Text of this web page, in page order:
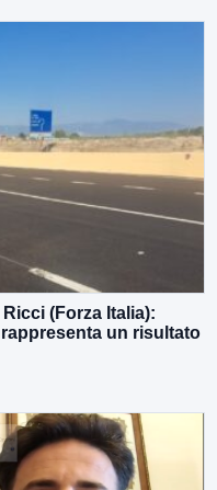
(Forza Italia):
rappresenta un risultato